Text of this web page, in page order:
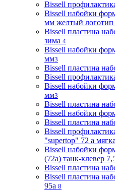
Bissell
Bissell набойки
мм желтый логотип
Bissell пластина
зима 4
Bissell набойки
мм3
Bissell пластина
Bissell
Bissell набойки
мм3
Bissell пластина
Bissell набойки
Bissell пластина
Bissell
"supertop" 72 а
Bissell набойки
(72a) танк-клевер
Bissell пластина
Bissell пластина
95а 8